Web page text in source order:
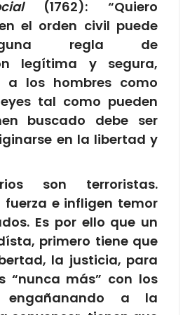
(1762): “Quiero
el orden civil puede
regla de
legítima y segura,
a los hombres como
tal como pueden
buscado debe ser
en la libertad y
son terroristas.
fuerza e infligen temor
Es por ello que un
primero tiene que
la justicia, para
“nunca más” con los
engañanando a la